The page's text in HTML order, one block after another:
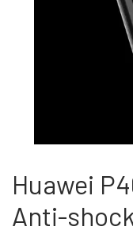
Huawei
Anti-shock